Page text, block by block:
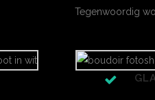
Tegenwoordig